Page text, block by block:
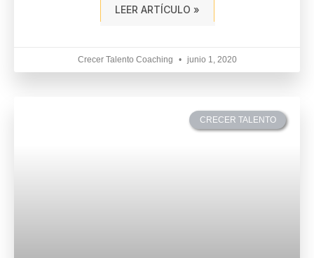
LEER ARTÍCULO »
Crecer Talento Coaching junio 1, 2020
CRECER TALENTO